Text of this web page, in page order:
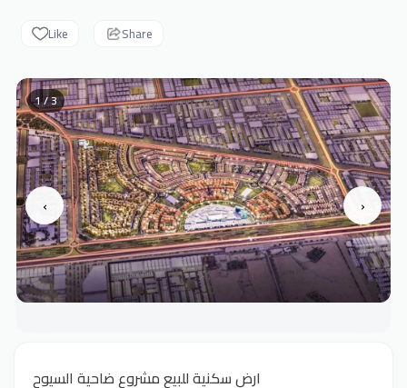
Like Share
‹ ›
1 / 3
ارض سكنية للبيع مشروع ضاحية السيوح